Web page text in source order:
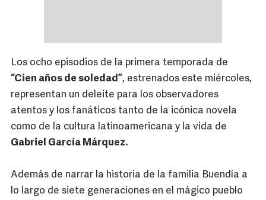
Los ocho episodios de la primera temporada de
“Cien años de soledad”, estrenados este miércoles,
representan un deleite para los observadores
atentos y los fanáticos tanto de la icónica novela
como de la cultura latinoamericana y la vida de
Gabriel García Márquez.
Además de narrar la historia de la familia Buendía a
lo largo de siete generaciones en el mágico pueblo